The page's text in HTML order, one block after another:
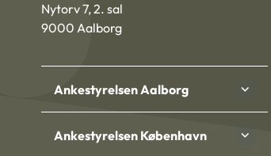
Nytorv 7, 2. sal
9000 Aalborg
Ankestyrelsen Aalborg
Ankestyrelsen København